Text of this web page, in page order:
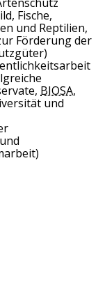
Fische,
und Reptilien,
Förderung der
BIOSA,
und